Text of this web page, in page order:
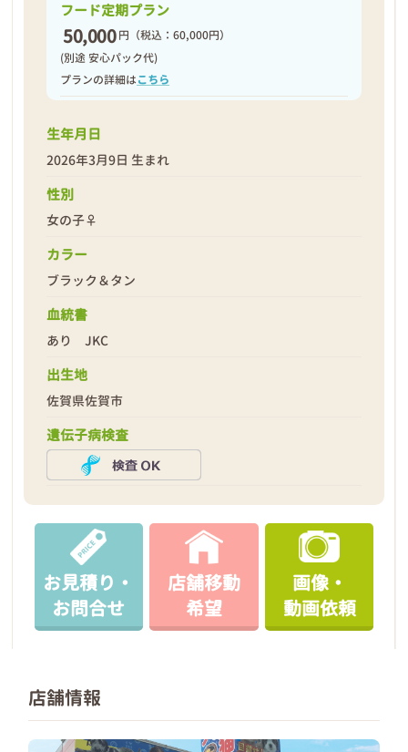
フード定期プラン
50,000 円 （税込：60,000円）
(別途 安心パック代)
プランの詳細はこちら
生年月日
2026年3月9日 生まれ
性別
女の子♀
カラー
ブラック＆タン
血統書
あり JKC
出生地
佐賀県佐賀市
遺伝子病検査
お見積り・
お問合せ
店舗移動
希望
画像・
動画依頼
店舗情報